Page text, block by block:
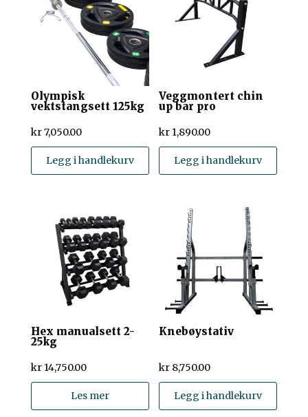
Olympisk
vektstangsett 125kg
kr7,050.00
Legg i handlekurv
Veggmontert chin
up bar pro
kr 1,890.00
Legg i handlekurv
Hex manualsett 2-
25kg
kr14,750.00
Les mer
Knebøystativ
kr 8,750.00
Legg i handlekurv